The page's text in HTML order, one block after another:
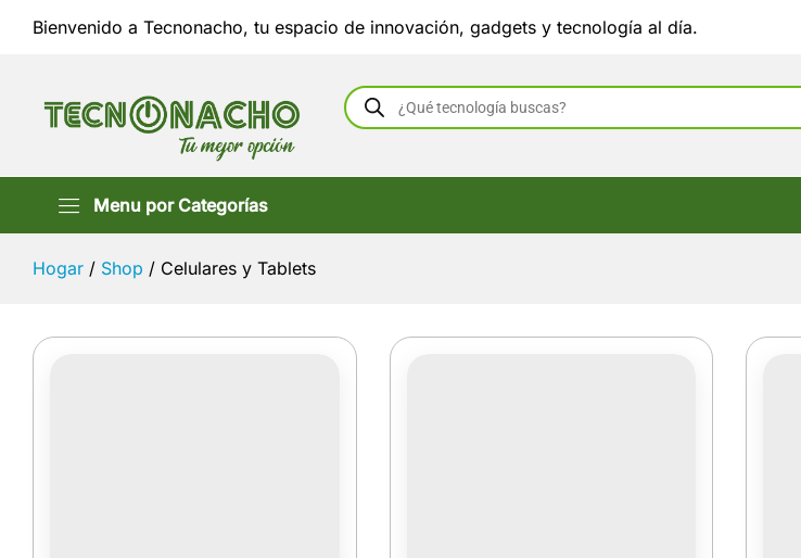
Bienvenido a Tecnonacho, tu espacio de innovación, gadgets y tecnología al día.
Búsqueda
de
productos
Menu por Categorías
Búsqueda
de
Hogar / Shop / Celulares y Tablets